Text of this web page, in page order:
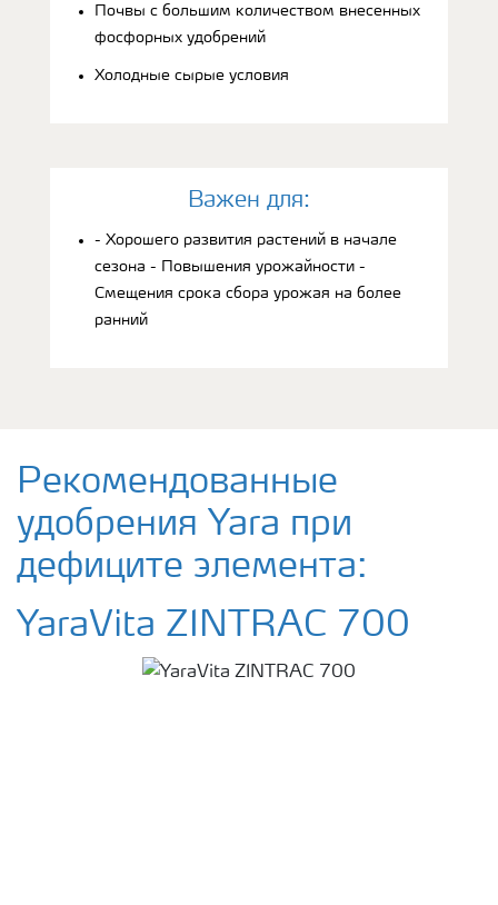
Почвы с большим количеством внесенных
фосфорных удобрений
Холодные сырые условия
Bажен для:
- Хорошего развития растений в начале
сезона - Повышения урожайности -
Смещения срока сбора урожая на более
ранний
Рекомендованные
удобрения Yara при
дефиците элемента:
YaraVita ZINTRAC 700